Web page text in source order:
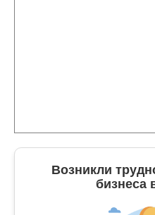
Возникли
бизнеса